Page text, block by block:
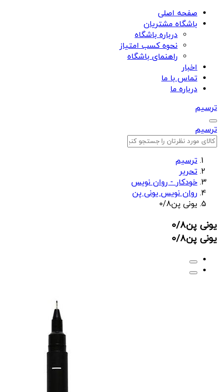
صفحه اصلی
باشگاه مشتریان
درباره باشگاه
نحوه کسب امتیاز
راهنمای باشگاه
اخبار
تماس با ما
درباره ما
ترسیم
ترسیم
ترسیم
تحریر
خودکار - روان نویس
روان نویس یونی پن
یونی پن0/8
یونی پن0/8
یونی پن0/8